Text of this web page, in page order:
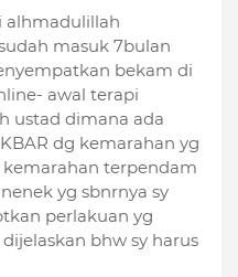
alhmadulillah
masuk 7bulan
bekam di
awal terapi
ustad dimana ada
dg kemarahan yg
terpendam
yg sbnrnya sy
perlakuan yg
bhw sy harus